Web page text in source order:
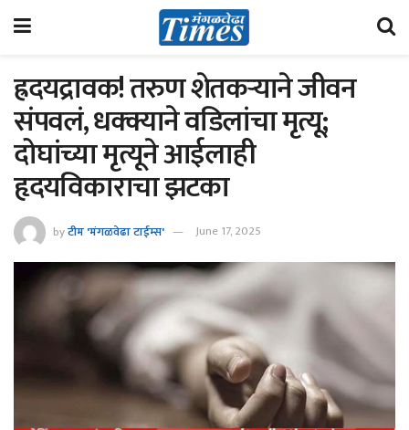
ह्रदयद्रावक! तरुण शेतकऱ्याने जीवन
संपवलं, धक्क्याने वडिलांचा मृत्यू;
दोघांच्या मृत्यूने आईलाही
हृदयविकाराचा झटका
byटीम 'मंगळवेढा टाईम्स' June 17, 2025